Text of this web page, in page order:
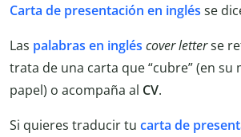
Carta de presentación en inglés se
Las palabras en inglés cover letterse
trata de una carta que “cubre” (en su
papel) o acompaña al CV.
Si quieres traducir tu carta de